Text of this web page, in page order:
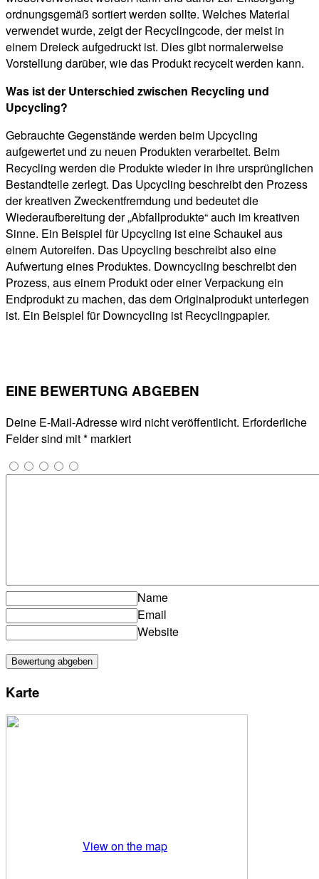
ordnungsgemäß sortiert werden sollte. Welches Material
verwendet wurde, zeigt der Recyclingcode, der meist in
einem Dreieck aufgedruckt ist. Dies gibt normalerweise
Vorstellung darüber, wie das Produkt recycelt werden kann.
Was ist der Unterschied zwischen Recycling und
Upcycling?
Gebrauchte Gegenstände werden beim Upcycling
aufgewertet und zu neuen Produkten verarbeitet. Beim
Recycling werden die Produkte wieder in ihre ursprünglichen
Bestandteile zerlegt. Das Upcycling beschreibt den Prozess
der kreativen Zweckentfremdung und bedeutet die
Wiederaufbereitung der „Abfallprodukte“ auch im kreativen
Sinne. Ein Beispiel für Upcycling ist eine Schaukel aus
einem Autoreifen. Das Upcycling beschreibt also eine
Aufwertung eines Produktes. Downcycling beschreibt den
Prozess, aus einem Produkt oder einer Verpackung ein
Endprodukt zu machen, das dem Originalprodukt unterlegen
ist. Ein Beispiel für Downcycling ist Recyclingpapier.
EINE BEWERTUNG ABGEBEN
Deine E-Mail-Adresse wird nicht veröffentlicht. Erforderliche
Felder sind mit* markiert
Name
Email
Website
Karte
View on the map